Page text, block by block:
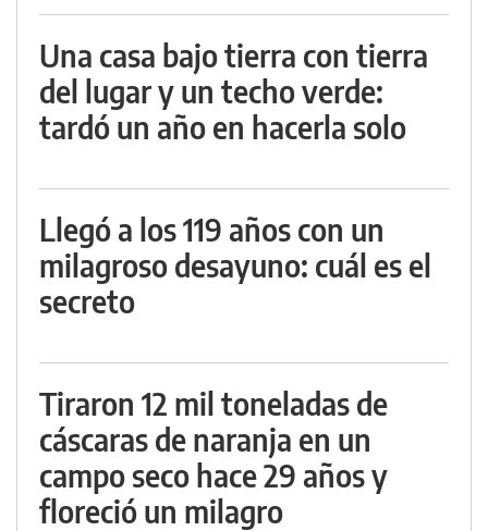
Una casa bajo tierra con tierra
del lugar y un techo verde:
tardó un año en hacerla solo
Llegó a los 119 años con un
milagroso desayuno: cuál es el
secreto
Tiraron 12 mil toneladas de
cáscaras de naranja en un
campo seco hace 29 años y
floreció un milagro